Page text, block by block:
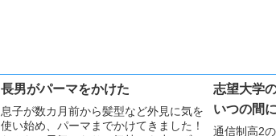
長男がパーマをかけた
息子が数カ月前から髪型など外見に気を
使い始め、パーマまでかけてきました！
志望大学
いつの間
通信制高2